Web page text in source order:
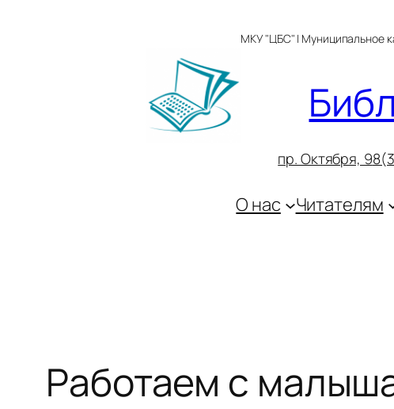
МКУ "ЦБС" | Муниципальное
пр. Октября, 9
О нас Читателям
Работаем с